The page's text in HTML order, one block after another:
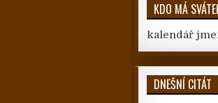
KDO MÁ
kalendář
DNEŠNÍ CITÁT